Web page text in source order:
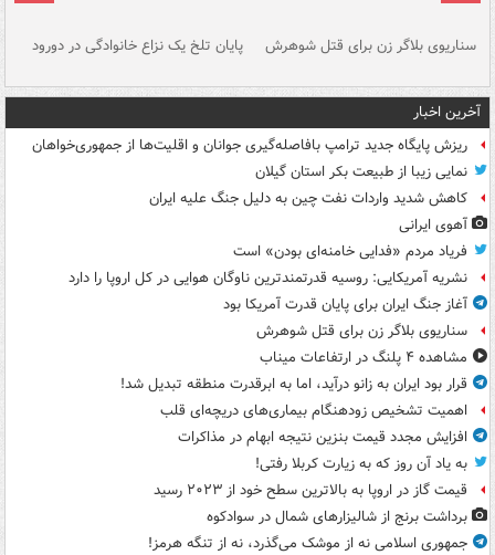
سناریوی بلاگر زن برای قتل شوهرش پایان تلخ یک نزاع خانوادگی در دورود
آخرین اخبار
ریزش پایگاه جدید ترامپ بافاصله‌گیری جوانان و اقلیت‌ها از جمهوری‌خواهان
نمایی زیبا از طبیعت بکر استان گیلان
کاهش شدید واردات نفت چین به دلیل جنگ علیه ایران
آهوی ایرانی
فریاد مردم «فدایی خامنه‌ای بودن» است
نشریه آمریکایی: روسیه قدرتمندترین ناوگان هوایی در کل اروپا را دارد
آغاز جنگ ایران برای پایان قدرت آمریکا بود
سناریوی بلاگر زن برای قتل شوهرش
مشاهده ۴ پلنگ در ارتفاعات میناب
قرار بود ایران به زانو درآید، اما به ابرقدرت منطقه تبدیل شد!
اهمیت تشخیص زودهنگام بیماری‌های دریچه‌ای قلب
افزایش مجدد قیمت بنزین نتیجه ابهام در مذاکرات
به یاد آن روز که به زیارت کربلا رفتی!
قیمت گاز در اروپا به بالاترین سطح خود از ۲۰۲۳ رسید
برداشت برنج از شالیزارهای شمال در سوادکوه
جمهوری اسلامی نه از موشک می‌گذرد، نه از تنگه هرمز!